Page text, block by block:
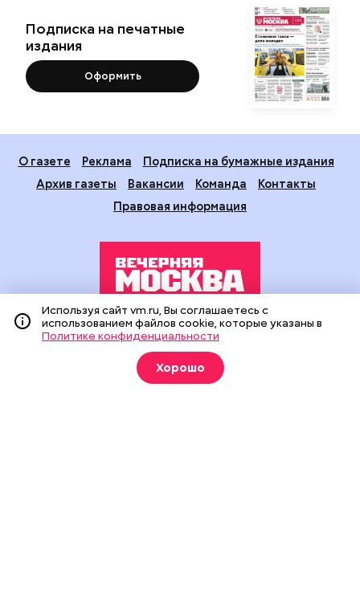
Подписка на печатные
издания
Оформить
О газете Реклама
Подписка на бумажные издания
Архив газеты
Вакансии Команда
Контакты
Правовая информация
Издание создано при финансовой поддержке Департамента
средств массовой информации и рекламы города Москвы.
На сайте применяются рекомендательные технологии
(информационные технологии предоставления информации
на основе сбора, систематизации и анализа сведений,
Используя сайт vm.ru, Вы соглашаетесь с
использованием файлов cookie, которые указаны в
Политике конфиденциальности
Хорошо